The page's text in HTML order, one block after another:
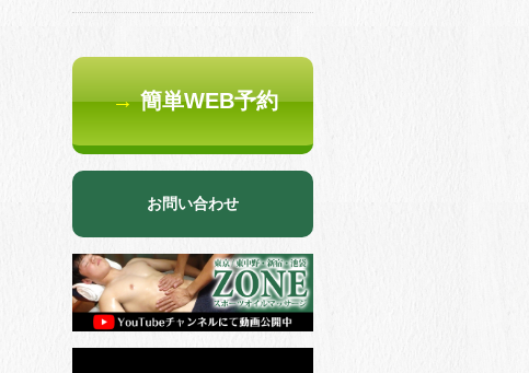
→ 簡単WEB予約
お問い合わせ